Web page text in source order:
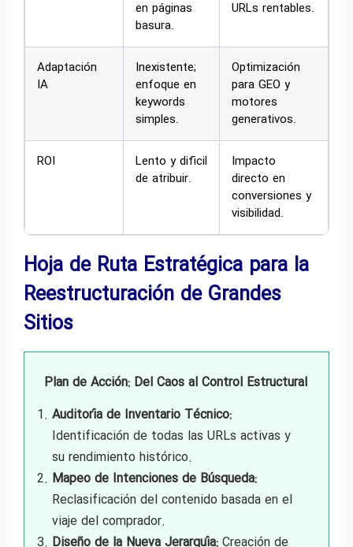
en páginas
basura.
URLs rentables.
Adaptación
IA
Inexistente;
enfoque en
keywords
simples.
Optimización
para GEO y
motores
generativos.
ROI
Lento y difícil
de atribuir.
Impacto
directo en
conversiones y
visibilidad.
Hoja de Ruta Estratégica para la
Reestructuración de Grandes
Sitios
Plan de Acción: Del Caos al Control Estructural
Auditoría de Inventario Técnico:
Identificación de todas las URLs activas y
su rendimiento histórico.
Mapeo de Intenciones de Búsqueda:
Reclasificación del contenido basada en el
viaje del comprador.
Diseño de la Nueva Jerarquía: Creación de